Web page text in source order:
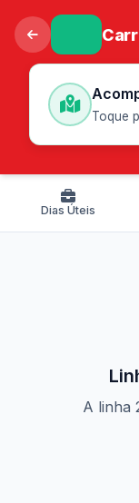
Toque
Dias Úteis
A linha